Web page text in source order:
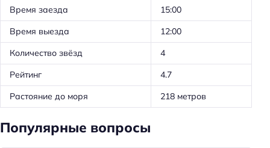
Кондиционер в номере
Номера для некурящих
Номера для курящих
Тапочки
Телевизор в номере
Утюг
Время заезда
15:00
Время выезда
12:00
Количество звёзд
4
Рейтинг
4.7
Растояние до моря
218 метров
Популярные вопросы